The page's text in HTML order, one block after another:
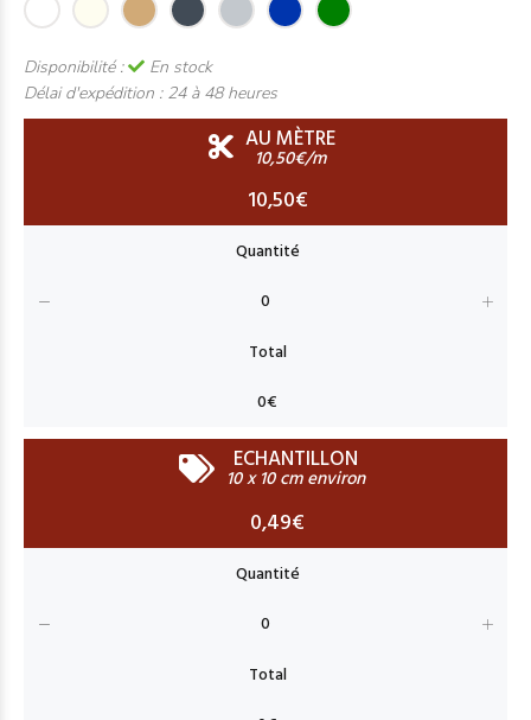
Disponibilité :
En stock
Délai d'expédition : 24 à 48 heures
AU MÈTRE
10,50€/m
10,50€
ECHANTILLON
10 x 10 cm environ
0,49€